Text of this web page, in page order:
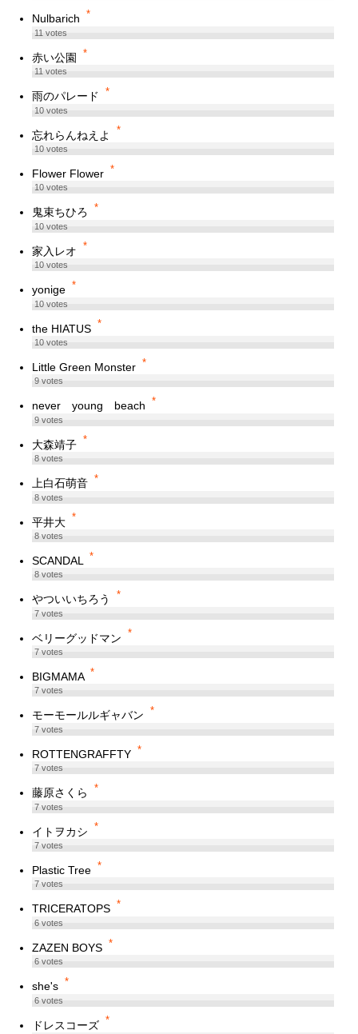
Nulbarich *
11votes
赤い公園 *
11votes
雨のパレード *
10votes
忘れらんねえよ *
10votes
Flower Flower *
10votes
鬼束ちひろ *
10votes
家入レオ *
10votes
yonige *
10votes
the HIATUS *
10votes
Little Green Monster *
9votes
never young beach *
9votes
大森靖子 *
8votes
上白石萌音 *
8votes
平井大 *
8votes
SCANDAL *
8votes
やついいちろう *
7votes
ベリーグッドマン *
7votes
BIGMAMA *
7votes
モーモールルギャバン *
7votes
ROTTENGRAFFTY *
7votes
藤原さくら *
7votes
イトヲカシ *
7votes
Plastic Tree *
7votes
TRICERATOPS *
6votes
ZAZEN BOYS *
6votes
she's *
6votes
ドレスコーズ *